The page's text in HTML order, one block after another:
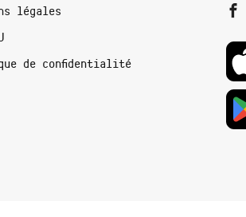
légales
de confidentialité